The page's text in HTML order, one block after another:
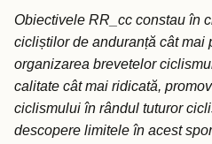
Obiectivele RR_cc constau în
cicliștilor de anduranță cât mai
organizarea brevetelor
calitate cât mai ridicată,
ciclismului în rândul tuturor
descopere limitele în acest